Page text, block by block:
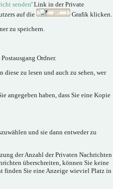
senden' Link in der Private
auf die
Grafik klicken.
zu speichern.
Ordner.
zu lesen und auch zu sehen, wer
angegeben haben, dass Sie eine Kopie
und sie dann entweder zu
der Anzahl der Privaten Nachrichten
überschreiten, können Sie keine
finden Sie eine Anzeige wieviel Platz in